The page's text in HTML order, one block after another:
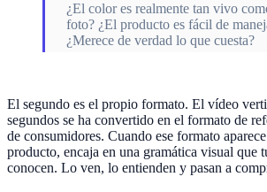
¿El color es realmente tan vivo
foto? ¿El producto es fácil de
¿Merece de verdad lo que cuesta?
El segundo es el propio formato. El vídeo
segundos se ha convertido en el formato de
de consumidores. Cuando ese formato
producto, encaja en una gramática visual que
conocen. Lo ven, lo entienden y pasan a